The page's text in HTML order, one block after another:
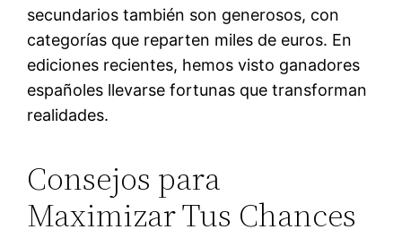
secundarios también son generosos, con
categorías que reparten miles de euros. En
ediciones recientes, hemos visto ganadores
españoles llevarse fortunas que transforman
realidades.
Consejos para
Maximizar Tus Chances